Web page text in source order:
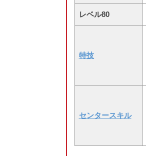
レベル80
特技
センタースキル